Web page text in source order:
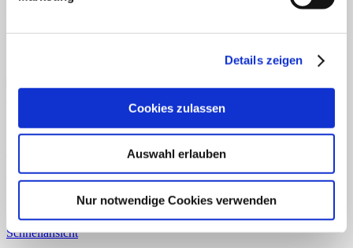
Details zeigen
Cookies zulassen
Auswahl erlauben
Nur notwendige Cookies verwenden
Dies und Das
1,90 –€6,50Preisspanne:
bis
€6,50
Enthält 7% reduzierte MwSt.
Schnellansicht